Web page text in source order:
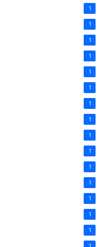
1
1
1
1
1
1
1
1
1
1
1
1
1
1
1